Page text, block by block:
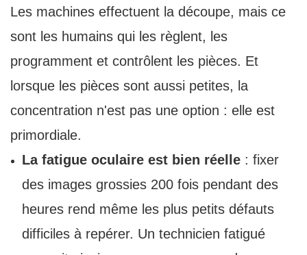
Les machines effectuent la découpe, mais ce
sont les humains qui les règlent, les
programment et contrôlent les pièces. Et
lorsque les pièces sont aussi petites, la
concentration n'est pas une option : elle est
primordiale.
La fatigue oculaire est bien réelle: fixer
des images grossies 200 fois pendant des
heures rend même les plus petits défauts
difficiles à repérer. Un technicien fatigué